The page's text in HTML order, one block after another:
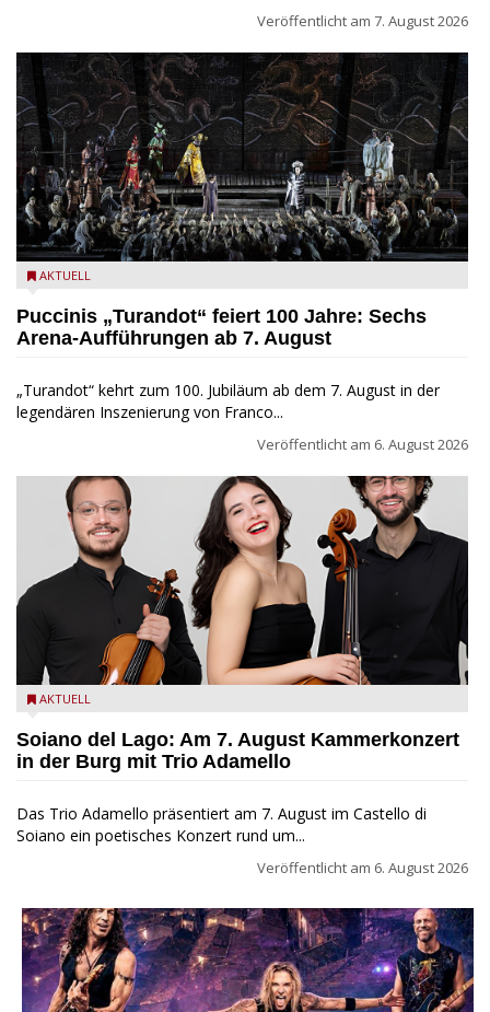
Veröffentlicht am 7. August 2026
Turandot in der Arena von Verona - Ennevi für Fondazione
AKTUELL
Puccinis „Turandot“ feiert 100 Jahre: Sechs
Arena-Aufführungen ab 7. August
„Turandot“ kehrt zum 100. Jubiläum ab dem 7. August in der
legendären Inszenierung von Franco...
Veröffentlicht am 6. August 2026
Trio Adamello
AKTUELL
Soiano del Lago: Am 7. August Kammerkonzert
in der Burg mit Trio Adamello
Das Trio Adamello präsentiert am 7. August im Castello di
Soiano ein poetisches Konzert rund um...
Veröffentlicht am 6. August 2026